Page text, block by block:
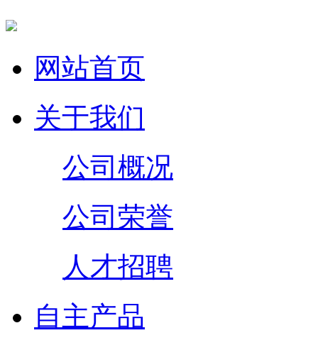
网站首页
关于我们
公司概况
公司荣誉
人才招聘
自主产品